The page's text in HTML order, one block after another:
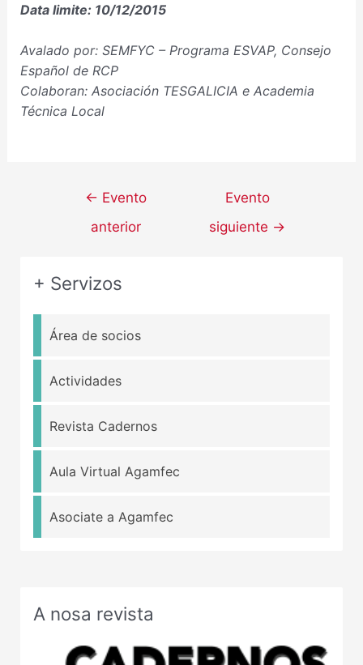
Data limite: 10/12/2015
Avalado por: SEMFYC – Programa ESVAP, Consejo
Español de RCP
Colaboran: Asociación TESGALICIA e Academia
Técnica Local
← Evento
anterior
Evento
siguiente →
+ Servizos
Área de socios
Actividades
Revista Cadernos
Aula Virtual Agamfec
Asociate a Agamfec
A nosa revista